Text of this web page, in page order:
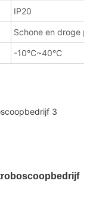
IP20
Schone en droge
-10°C~40°C